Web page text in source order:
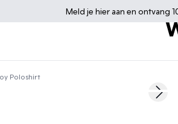
Meld je hier aan en ontvang
Poloshirt
Next